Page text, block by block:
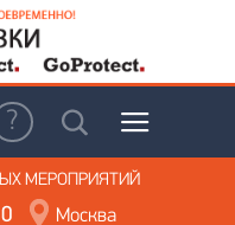
МЕРОПРИЯТИЙ
Москва